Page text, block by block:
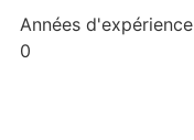
Années d'expérience
0